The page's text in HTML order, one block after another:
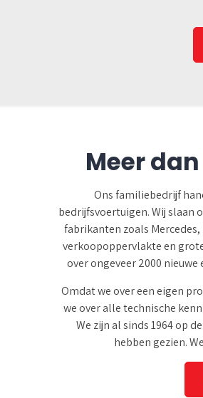
Meer
Ons familiebedrijf
bedrijfsvoertuigen. Wij slaan
fabrikanten zoals Mercedes,
verkoopoppervlakte en
over ongeveer 2000
Omdat we over een eigen
we over alle technische
We zijn al sinds 1964 op
hebben gezien.